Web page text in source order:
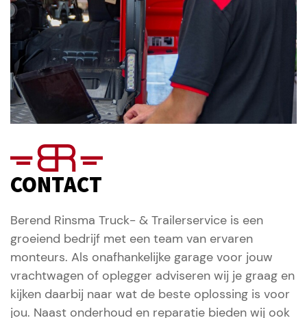
CONTACT
Berend Rinsma Truck- & Trailerservice is een
groeiend bedrijf met een team van ervaren
monteurs. Als onafhankelijke garage voor jouw
vrachtwagen of oplegger adviseren wij je graag en
kijken daarbij naar wat de beste oplossing is voor
jou. Naast onderhoud en reparatie bieden wij ook